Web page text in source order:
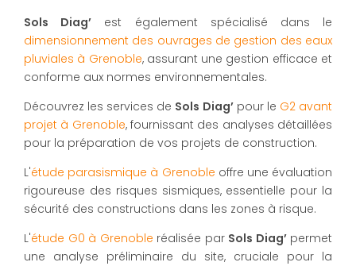
Sols Diag’ est également spécialisé dans le
dimensionnement des ouvrages de gestion des eaux
pluviales à Grenoble, assurant une gestion efficace et
conforme aux normes environnementales.
Découvrez les services de Sols Diag’pour le G2 avant
projet à Grenoble, fournissant des analyses détaillées
pour la préparation de vos projets de construction.
L'étude parasismique à Grenoble offre une évaluation
rigoureuse des risques sismiques, essentielle pour la
sécurité des constructions dans les zones à risque.
L'étude G0 à Grenoble réalisée par Sols Diag’permet
une analyse préliminaire du site, cruciale pour la